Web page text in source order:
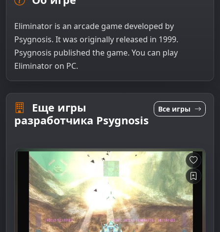
Eliminator is an arcade game developed by
Psygnosis. It was originally released in 1999.
Psygnosis published the game. You can play
Eliminator on PC.
Еще игры
разработчика Psygnosis
Все игры